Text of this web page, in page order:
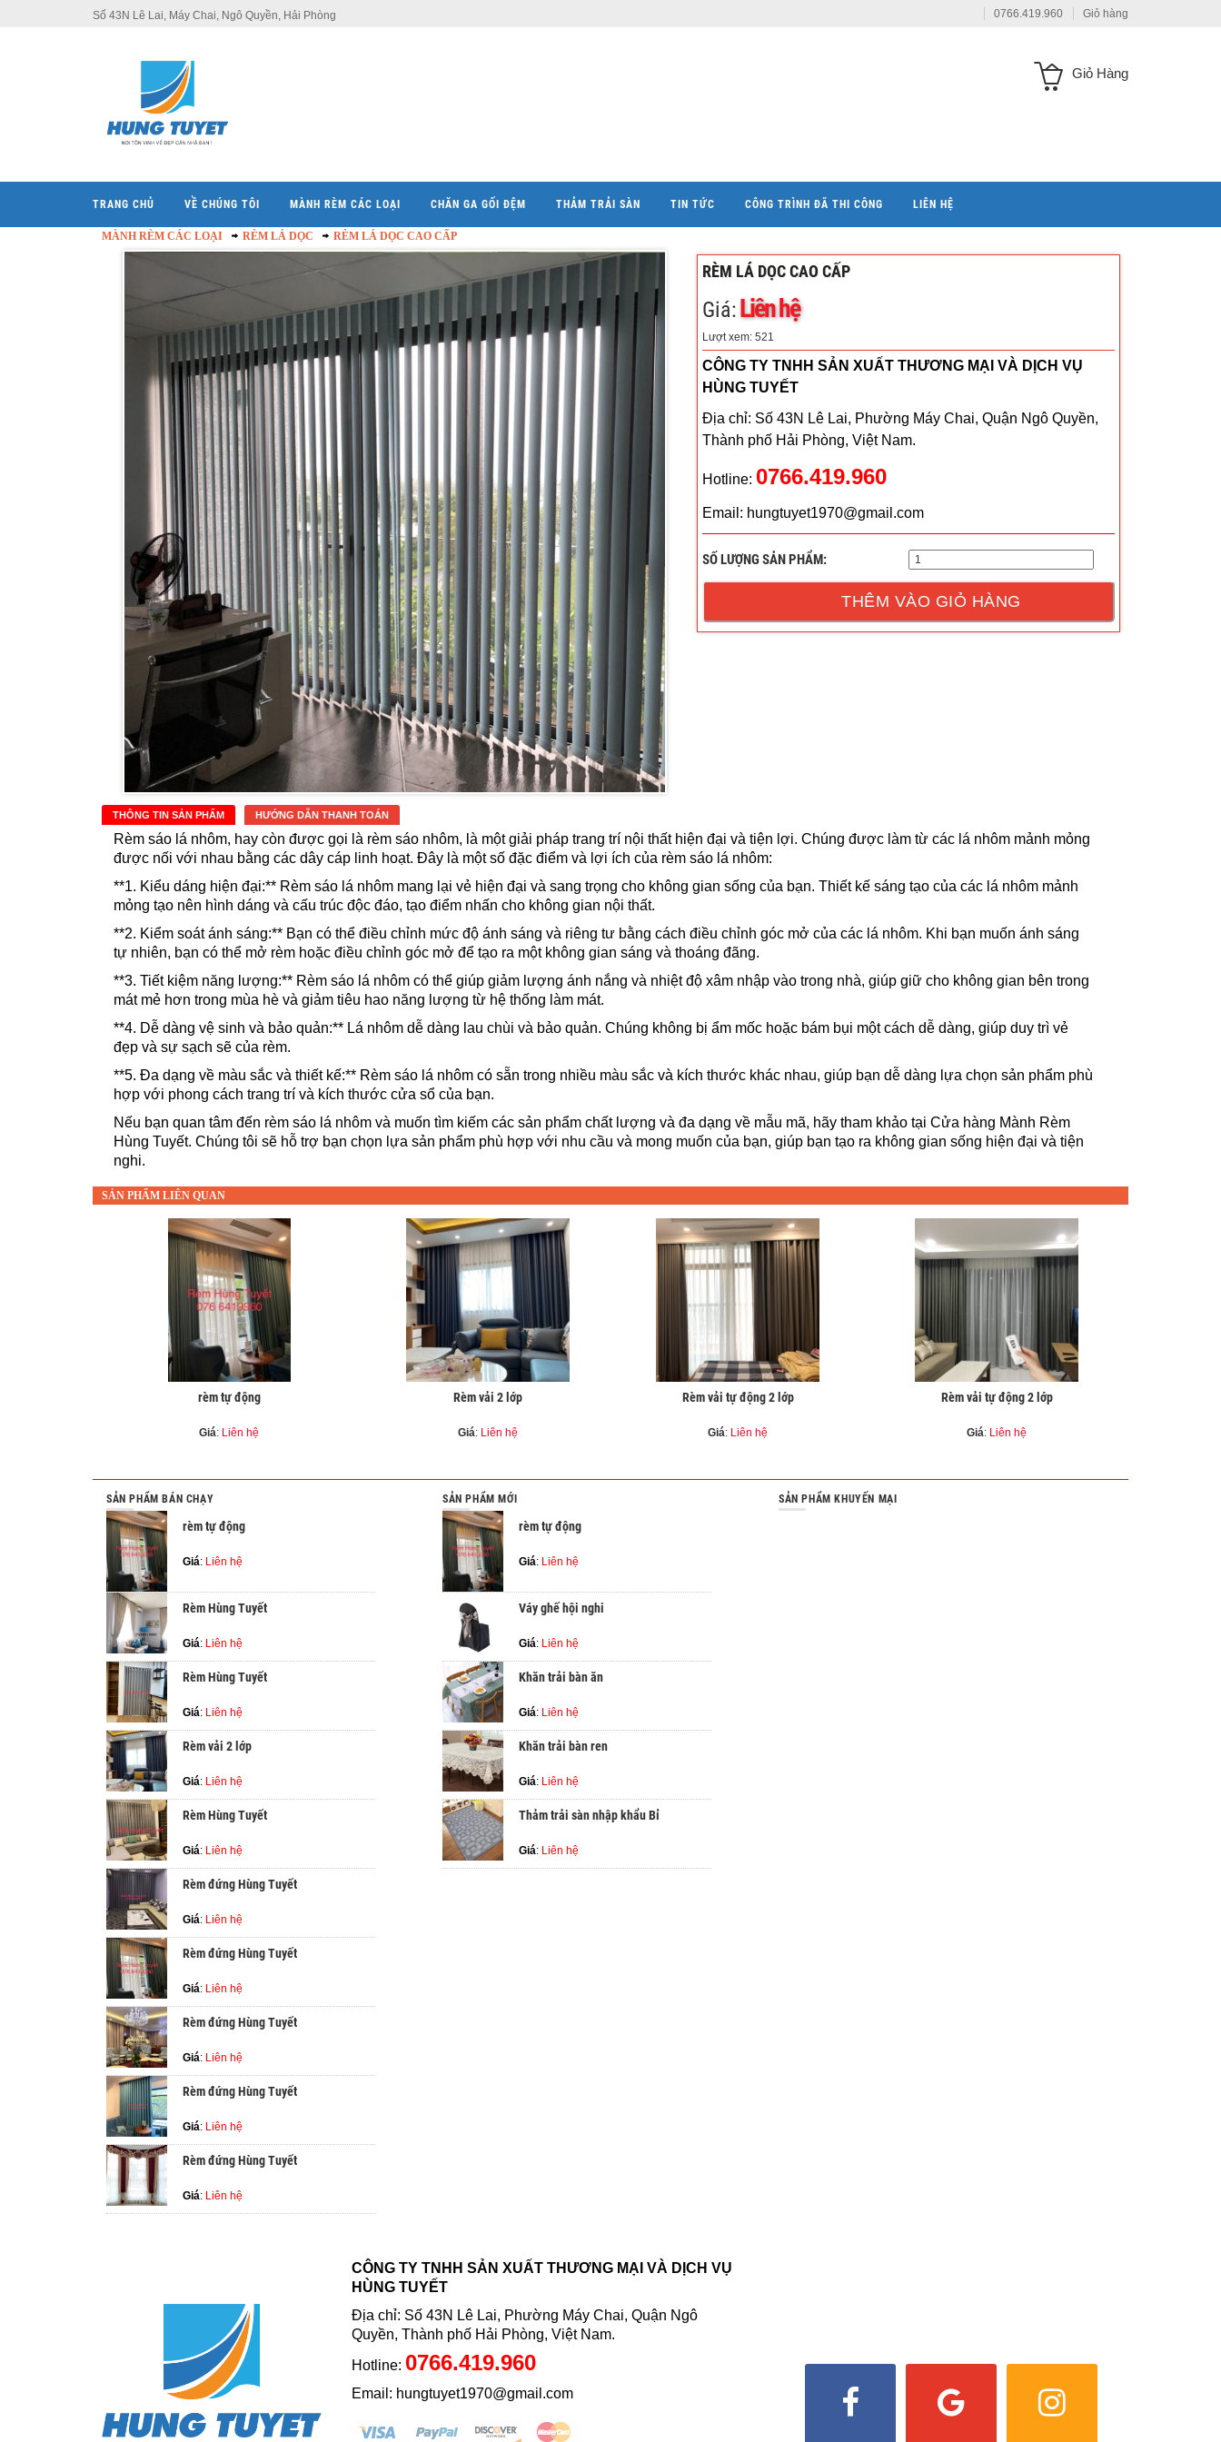
Số 43N Lê Lai, Máy Chai, Ngô Quyền, Hải Phòng 0766.419.960 Giỏ hàng
Giỏ Hàng
TRANG CHỦ VỀ CHÚNG TÔI MÀNH RÈM CÁC LOẠI CHĂN GA GỐI ĐỆM THẢM TRẢI SÀN TIN TỨC CÔNG TRÌNH ĐÃ THI CÔNG LIÊN HỆ
MÀNH RÈM CÁC LOẠI RÈM LÁ DỌC RÈM LÁ DỌC CAO CẤP
RÈM LÁ DỌC CAO CẤP
Giá:Liên hệ
Lượt xem: 521
CÔNG TY TNHH SẢN XUẤT THƯƠNG MẠI VÀ DỊCH VỤ
HÙNG TUYẾT
Địa chỉ: Số 43N Lê Lai, Phường Máy Chai, Quận Ngô Quyền,
Thành phố Hải Phòng, Việt Nam.
Hotline: 0766.419.960
Email: hungtuyet1970@gmail.com
SỐ LƯỢNG SẢN PHẨM:
THÊM VÀO GIỎ HÀNG
THÔNG TIN SẢN PHẨM HƯỚNG DẪN THANH TOÁN
Rèm sáo lá nhôm, hay còn được gọi là rèm sáo nhôm, là một giải pháp trang trí nội thất hiện đại và tiện lợi. Chúng được làm từ các lá nhôm mảnh mỏng
được nối với nhau bằng các dây cáp linh hoạt. Đây là một số đặc điểm và lợi ích của rèm sáo lá nhôm:
**1. Kiểu dáng hiện đại:** Rèm sáo lá nhôm mang lại vẻ hiện đại và sang trọng cho không gian sống của bạn. Thiết kế sáng tạo của các lá nhôm mảnh
mỏng tạo nên hình dáng và cấu trúc độc đáo, tạo điểm nhấn cho không gian nội thất.
**2. Kiểm soát ánh sáng:** Bạn có thể điều chỉnh mức độ ánh sáng và riêng tư bằng cách điều chỉnh góc mở của các lá nhôm. Khi bạn muốn ánh sáng
tự nhiên, bạn có thể mở rèm hoặc điều chỉnh góc mở để tạo ra một không gian sáng và thoáng đãng.
**3. Tiết kiệm năng lượng:** Rèm sáo lá nhôm có thể giúp giảm lượng ánh nắng và nhiệt độ xâm nhập vào trong nhà, giúp giữ cho không gian bên trong
mát mẻ hơn trong mùa hè và giảm tiêu hao năng lượng từ hệ thống làm mát.
**4. Dễ dàng vệ sinh và bảo quản:** Lá nhôm dễ dàng lau chùi và bảo quản. Chúng không bị ẩm mốc hoặc bám bụi một cách dễ dàng, giúp duy trì vẻ
đẹp và sự sạch sẽ của rèm.
**5. Đa dạng về màu sắc và thiết kế:** Rèm sáo lá nhôm có sẵn trong nhiều màu sắc và kích thước khác nhau, giúp bạn dễ dàng lựa chọn sản phẩm phù
hợp với phong cách trang trí và kích thước cửa sổ của bạn.
Nếu bạn quan tâm đến rèm sáo lá nhôm và muốn tìm kiếm các sản phẩm chất lượng và đa dạng về mẫu mã, hãy tham khảo tại Cửa hàng Mành Rèm
Hùng Tuyết. Chúng tôi sẽ hỗ trợ bạn chọn lựa sản phẩm phù hợp với nhu cầu và mong muốn của bạn, giúp bạn tạo ra không gian sống hiện đại và tiện
nghi.
SẢN PHẨM LIÊN QUAN
rèm tự động
Giá: Liên hệ
Rèm vải 2 lớp
Giá: Liên hệ
Rèm vải tự động 2 lớp
Giá: Liên hệ
Rèm vải tự động 2 lớp
Giá: Liên hệ
SẢN PHẨM BÁN CHẠY
rèm tự động
Giá: Liên hệ
Rèm Hùng Tuyết
Giá: Liên hệ
Rèm Hùng Tuyết
Giá: Liên hệ
Rèm vải 2 lớp
Giá: Liên hệ
Rèm Hùng Tuyết
Giá: Liên hệ
Rèm đứng Hùng Tuyết
Giá: Liên hệ
Rèm đứng Hùng Tuyết
Giá: Liên hệ
Rèm đứng Hùng Tuyết
Giá: Liên hệ
Rèm đứng Hùng Tuyết
Giá: Liên hệ
Rèm đứng Hùng Tuyết
Giá: Liên hệ
SẢN PHẨM MỚI
rèm tự động
Giá: Liên hệ
Váy ghế hội nghi
Giá: Liên hệ
Khăn trải bàn ăn
Giá: Liên hệ
Khăn trải bàn ren
Giá: Liên hệ
Thảm trải sàn nhập khẩu Bỉ
Giá: Liên hệ
SẢN PHẨM KHUYẾN MẠI
CÔNG TY TNHH SẢN XUẤT THƯƠNG MẠI VÀ DỊCH VỤ
HÙNG TUYẾT
Địa chỉ: Số 43N Lê Lai, Phường Máy Chai, Quận Ngô
Quyền, Thành phố Hải Phòng, Việt Nam.
Hotline: 0766.419.960
Email: hungtuyet1970@gmail.com